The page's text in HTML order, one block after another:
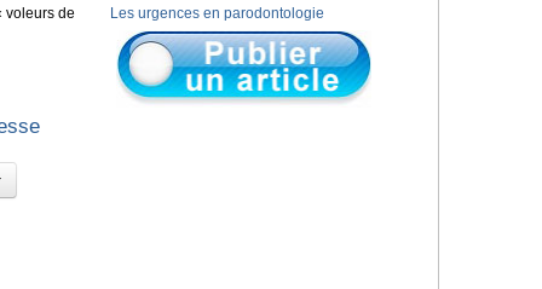
voleurs de
Les urgences en parodontologie